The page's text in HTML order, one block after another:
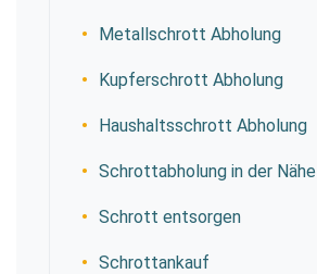
Metallschrott Abholung
Kupferschrott Abholung
Haushaltsschrott Abholung
Schrottabholung in der Nähe
Schrott entsorgen
Schrottankauf